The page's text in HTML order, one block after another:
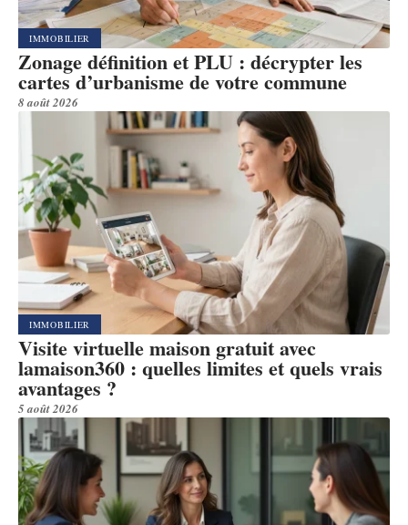
IMMOBILIER
Zonage définition et PLU : décrypter les
cartes d’urbanisme de votre commune
8 août 2026
IMMOBILIER
Visite virtuelle maison gratuit avec
lamaison360 : quelles limites et quels vrais
avantages ?
5 août 2026